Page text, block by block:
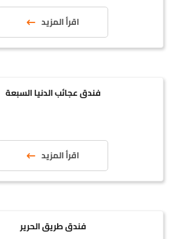
اقرأ المزيد
فندق عجائب الدنيا السبعة
اقرأ المزيد
فندق طريق الحرير